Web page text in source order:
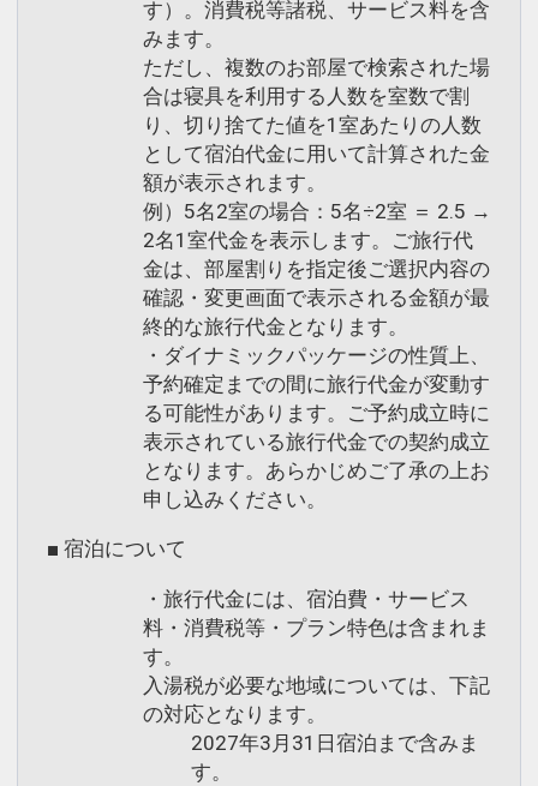
す）。消費税等諸税、サービス料を含
みます。
ただし、複数のお部屋で検索された場
合は寝具を利用する人数を室数で割
り、切り捨てた値を1室あたりの人数
として宿泊代金に用いて計算された金
額が表示されます。
例）5名2室の場合：5名÷2室 ＝ 2.5 →
2名1室代金を表示します。ご旅行代
金は、部屋割りを指定後ご選択内容の
確認・変更画面で表示される金額が最
終的な旅行代金となります。
・ダイナミックパッケージの性質上、
予約確定までの間に旅行代金が変動す
る可能性があります。ご予約成立時に
表示されている旅行代金での契約成立
となります。あらかじめご了承の上お
申し込みください。
■ 宿泊について
・旅行代金には、宿泊費・サービス
料・消費税等・プラン特色は含まれま
す。
入湯税が必要な地域については、下記
の対応となります。
2027年3月31日宿泊まで含みま
す。